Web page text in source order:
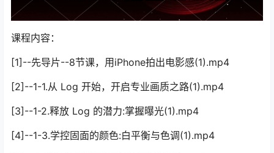
课程内容：
[1]--先导片--8节课，用iPhone拍出电影感(1).mp4
[2]--1-1.从 Log 开始，开启专业画质之路(1).mp4
[3]--1-2.释放 Log 的潜力:掌握曝光(1).mp4
[4]--1-3.学控固面的颜色:白平衡与色调(1).mp4